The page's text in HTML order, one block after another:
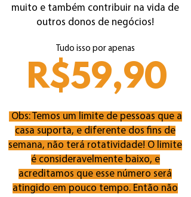
muito e também contribuir na vida de
outros donos de negócios!
Tudo isso por apenas
R$59,90
Obs: Temos um limite de pessoas que a
casa suporta, e diferente dos fins de
semana, não terá rotatividade! O limite
é consideravelmente baixo, e
acreditamos que esse número será
atingido em pouco tempo. Então não